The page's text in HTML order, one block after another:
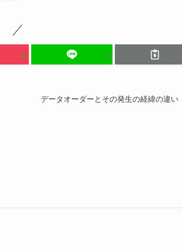
データオーダーとその発生の経緯の違い